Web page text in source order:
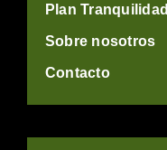
Plan Tranquilidad
Sobre nosotros
Contacto